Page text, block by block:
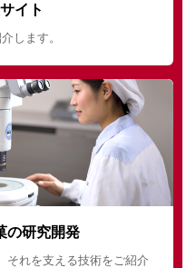
イト
します。
の研究開発
それを支える技術をご紹介